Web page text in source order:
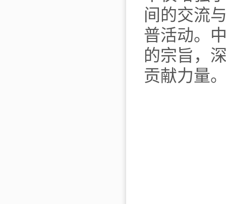
间的交流
普活动。
的宗旨，
贡献力量